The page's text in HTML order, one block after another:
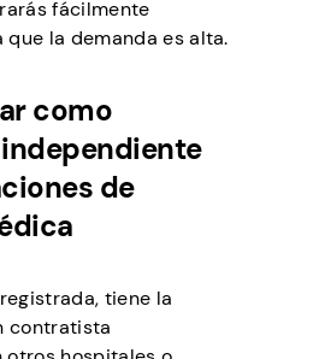
fácilmente
la demanda es alta.
como
de
tiene la
contratista